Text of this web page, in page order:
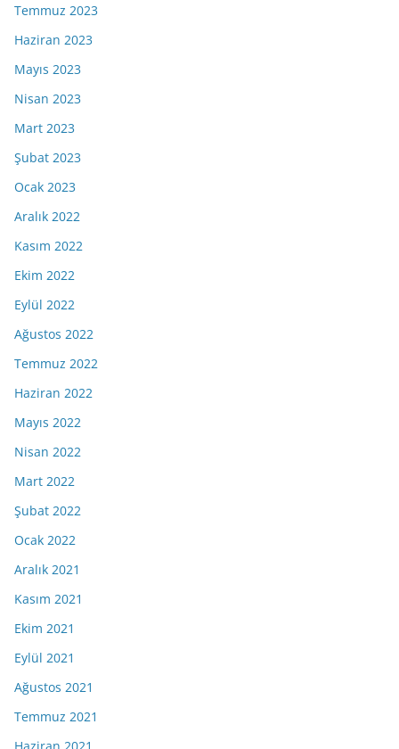
Temmuz 2023
Haziran 2023
Mayıs 2023
Nisan 2023
Mart 2023
Şubat 2023
Ocak 2023
Aralık 2022
Kasım 2022
Ekim 2022
Eylül 2022
Ağustos 2022
Temmuz 2022
Haziran 2022
Mayıs 2022
Nisan 2022
Mart 2022
Şubat 2022
Ocak 2022
Aralık 2021
Kasım 2021
Ekim 2021
Eylül 2021
Ağustos 2021
Temmuz 2021